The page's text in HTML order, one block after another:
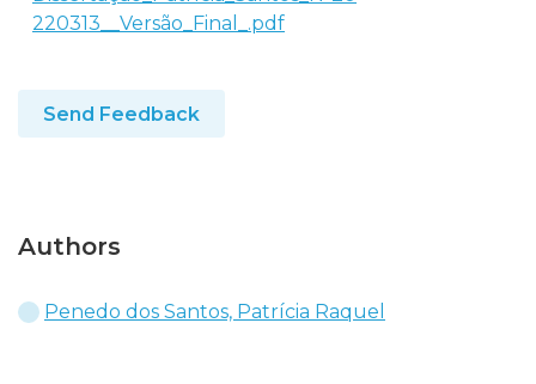
220313__Versão_Final_.pdf
Send Feedback
Authors
Penedo dos Santos, Patrícia Raquel